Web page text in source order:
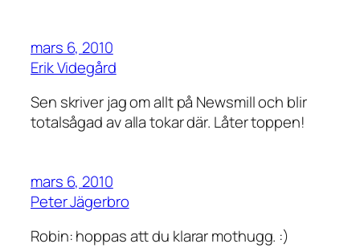
mars 6, 2010
Erik Videgård
Sen skriver jag om allt på Newsmill och blir
totalsågad av alla tokar där. Låter toppen!
mars 6, 2010
Peter Jägerbro
Robin: hoppas att du klarar mothugg. :)